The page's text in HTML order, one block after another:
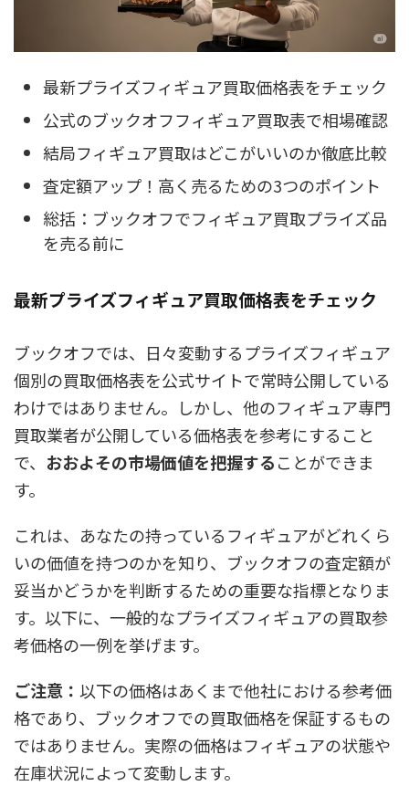
最新プライズフィギュア買取価格表をチェック
公式のブックオフフィギュア買取表で相場確認
結局フィギュア買取はどこがいいのか徹底比較
査定額アップ！高く売るための3つのポイント
総括：ブックオフでフィギュア買取プライズ品
を売る前に
最新プライズフィギュア買取価格表をチェック
ブックオフでは、日々変動するプライズフィギュア
個別の買取価格表を公式サイトで常時公開している
わけではありません。しかし、 他のフィギュア専門
買取業者が公開している価格表を参考にすること
で、 おおよその市場価値を把握することができま
す。
これは、あなたの持っているフィギュアがどれくら
いの価値を持つのかを知り、ブックオフの査定額が
妥当かどうかを判断するための重要な指標となりま
す。以下に、一般的なプライズフィギュアの買取参
考価格の一例を挙げます。
ご注意： 以下の価格はあくまで他社における参考価
格であり、ブックオフでの買取価格を保証するもの
ではありません。実際の価格はフィギュアの状態や
在庫状況によって変動します。